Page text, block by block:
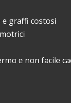
graffi costosi
e non facile